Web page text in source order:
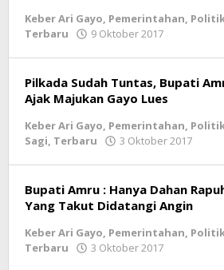
Keber Ari Gayo, Pemerintahan,
Terbaru
9 Oktober 2017
Pilkada Sudah Tuntas, Bupati
Ajak Majukan Gayo Lues
Keber Ari Gayo, Pemerintahan,
Sagi, Terbaru 3 Oktober 2017
Bupati Amru : Hanya Dahan
Yang Takut Didatangi Angin
Keber Ari Gayo, Pemerintahan,
Terbaru
3 Oktober 2017